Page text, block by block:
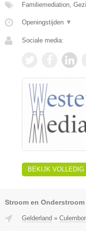
Familiemediation,
Openingstijden ▼
Sociale media:
BEKIJK VOLLEDIG
Stroom en Onderstroom
Gelderland »